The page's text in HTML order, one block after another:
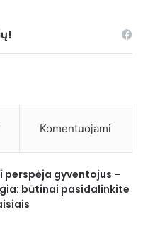
Komentuojami
perspėja gyventojus –
būtinai pasidalinkite